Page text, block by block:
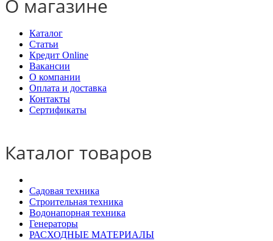
О магазине
Каталог
Статьи
Кредит Online
Вакансии
О компании
Оплата и доставка
Контакты
Сертификаты
Каталог товаров
Садовая техника
Строительная техника
Водонапорная техника
Генераторы
РАСХОДНЫЕ МАТЕРИАЛЫ